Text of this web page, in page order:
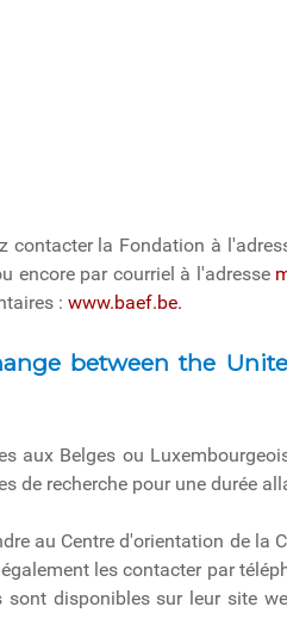
la Fondation à
encore par courriel à l'adresse
: www.baef.be.
between the
aux Belges ou
de recherche pour une durée
au Centre d'orientation de la
les contacter par
sont disponibles sur leur site